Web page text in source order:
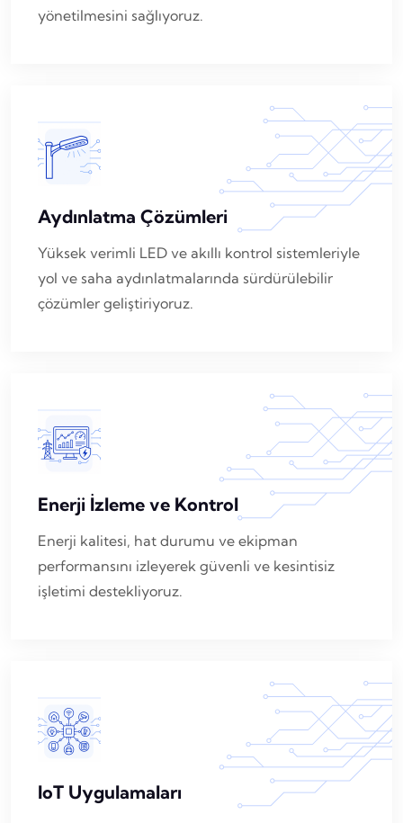
yönetilmesini sağlıyoruz.
Aydınlatma Çözümleri
Yüksek verimli LED ve akıllı kontrol sistemleriyle
yol ve saha aydınlatmalarında sürdürülebilir
çözümler geliştiriyoruz.
Enerji İzleme ve Kontrol
Enerji kalitesi, hat durumu ve ekipman
performansını izleyerek güvenli ve kesintisiz
işletimi destekliyoruz.
IoT Uygulamaları